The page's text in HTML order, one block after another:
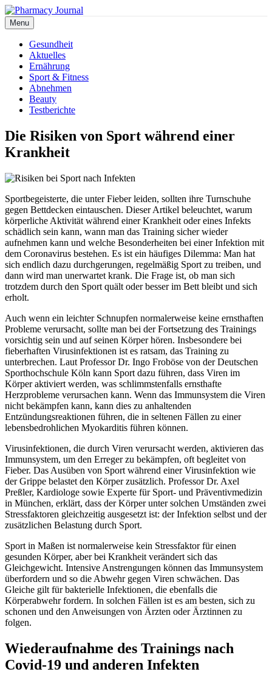
Skip
to
content
Pharmacy Journal
Menu
Gesundheit
Aktuelles
Ernährung
Sport & Fitness
Abnehmen
Beauty
Testberichte
Die Risiken von Sport während einer
Krankheit
Sportbegeisterte, die unter Fieber leiden, sollten ihre Turnschuhe
gegen Bettdecken eintauschen. Dieser Artikel beleuchtet, warum
körperliche Aktivität während einer Krankheit oder eines Infekts
schädlich sein kann, wann man das Training sicher wieder
aufnehmen kann und welche Besonderheiten bei einer Infektion mit
dem Coronavirus bestehen. Es ist ein häufiges Dilemma: Man hat
sich endlich dazu durchgerungen, regelmäßig Sport zu treiben, und
dann wird man unerwartet krank. Die Frage ist, ob man sich
trotzdem durch den Sport quält oder besser im Bett bleibt und sich
erholt.
Auch wenn ein leichter Schnupfen normalerweise keine ernsthaften
Probleme verursacht, sollte man bei der Fortsetzung des Trainings
vorsichtig sein und auf seinen Körper hören. Insbesondere bei
fieberhaften Virusinfektionen ist es ratsam, das Training zu
unterbrechen. Laut Professor Dr. Ingo Froböse von der Deutschen
Sporthochschule Köln kann Sport dazu führen, dass Viren im
Körper aktiviert werden, was schlimmstenfalls ernsthafte
Herzprobleme verursachen kann. Wenn das Immunsystem die Viren
nicht bekämpfen kann, kann dies zu anhaltenden
Entzündungsreaktionen führen, die in seltenen Fällen zu einer
lebensbedrohlichen Myokarditis führen können.
Virusinfektionen, die durch Viren verursacht werden, aktivieren das
Immunsystem, um den Erreger zu bekämpfen, oft begleitet von
Fieber. Das Ausüben von Sport während einer Virusinfektion wie
der Grippe belastet den Körper zusätzlich. Professor Dr. Axel
Preßler, Kardiologe sowie Experte für Sport- und Präventivmedizin
in München, erklärt, dass der Körper unter solchen Umständen zwei
Stressfaktoren gleichzeitig ausgesetzt ist: der Infektion selbst und der
zusätzlichen Belastung durch Sport.
Sport in Maßen ist normalerweise kein Stressfaktor für einen
gesunden Körper, aber bei Krankheit verändert sich das
Gleichgewicht. Intensive Anstrengungen können das Immunsystem
überfordern und so die Abwehr gegen Viren schwächen. Das
Gleiche gilt für bakterielle Infektionen, die ebenfalls die
Körperabwehr fordern. In solchen Fällen ist es am besten, sich zu
schonen und den Anweisungen von Ärzten oder Ärztinnen zu
folgen.
Wiederaufnahme des Trainings nach
Covid-19 und anderen Infekten